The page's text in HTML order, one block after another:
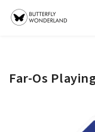
Far-Os